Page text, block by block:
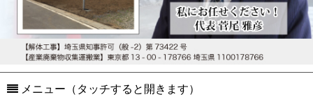
メニュー（タッチすると開きます）